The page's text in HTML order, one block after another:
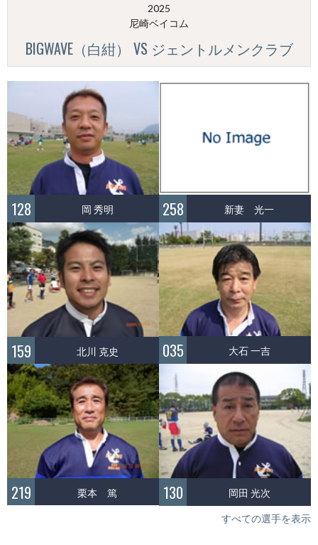
2025
尼崎ベイコム
BIGWAVE（白紺） VS ジェントルメンクラブ
128 岡 秀明 258 新妻 光一
159 北川 克史 035 大石 一吉
219 栗本 篤 130 岡田 光次
すべての選手を表示